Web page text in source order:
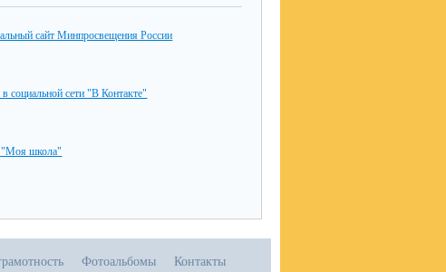
сайт Минпросвещения России
в социальной сети "В Контакте"
школа"
Фотоальбомы Контакты